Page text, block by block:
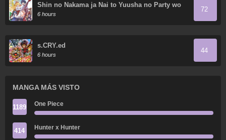
Shin no Nakama ja Nai to Yuusha no Party wo
Oidasareta node, Henkyou de Slow Life suru
Koto ni Shimashita
6 hours
72
s.CRY.ed
6 hours
44
MANGA MÁS VISTO
1189 One Piece
414 Hunter x Hunter